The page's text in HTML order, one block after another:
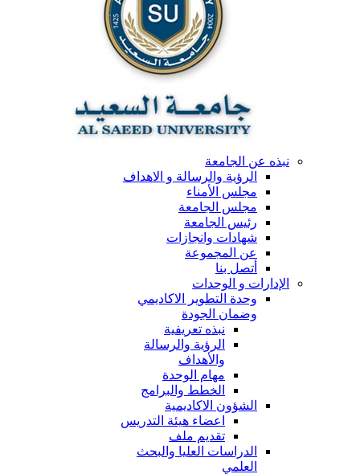
نبذه عن الجامعة
الرؤية والرسالة و الاهداف
مجلس الأمناء
مجلس الجامعة
رئيس الجامعة
شهادات وانجازات
عن المجموعة
أتصل بنا
الإدارات و الوحدات
وحدة التطوير الاكاديمي
وضمان الجودة
نبذه تعريفية
الرؤية والرسالة
والأهداف
مهام الوحدة
الخطط والبرامج
الشؤون الاكاديمية
اعضاء هيئة التدريس
تقديم ملف
الدراسات العليا والبحث
العلمي